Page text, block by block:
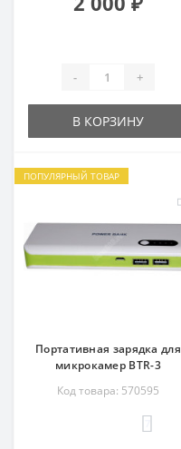
- +
В КОРЗИНУ
ПОПУЛЯРНЫЙ ТОВАР
Портативная зарядка для
микрокамер BTR-3
Код товара: 570595